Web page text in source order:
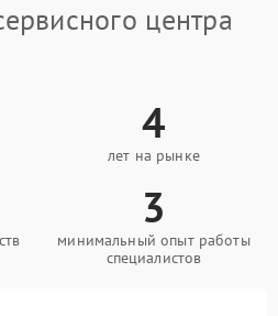
центра
4
лет на рынке
3
минимальный опыт работы
специалистов